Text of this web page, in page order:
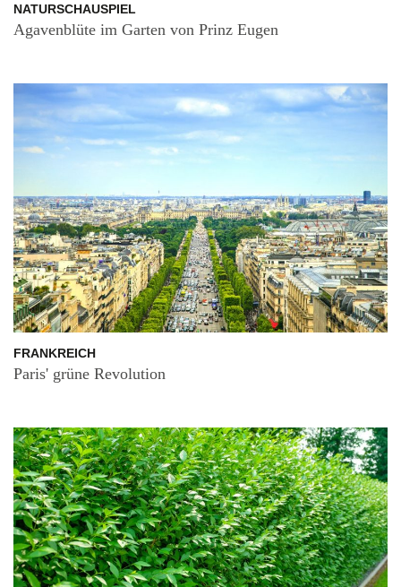
NATURSCHAUSPIEL
Agavenblüte im Garten von Prinz Eugen
FRANKREICH
Paris' grüne Revolution